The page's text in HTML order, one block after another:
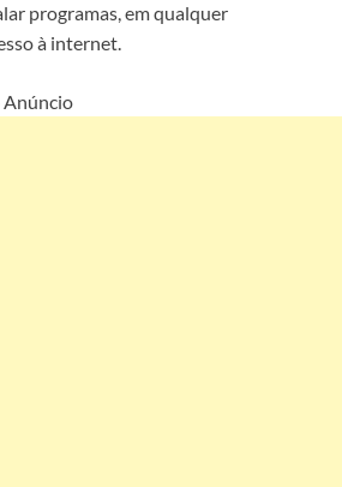
programas, em qualquer
à internet.
Anúncio